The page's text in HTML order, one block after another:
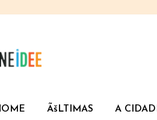
ÃšLTIMAS A